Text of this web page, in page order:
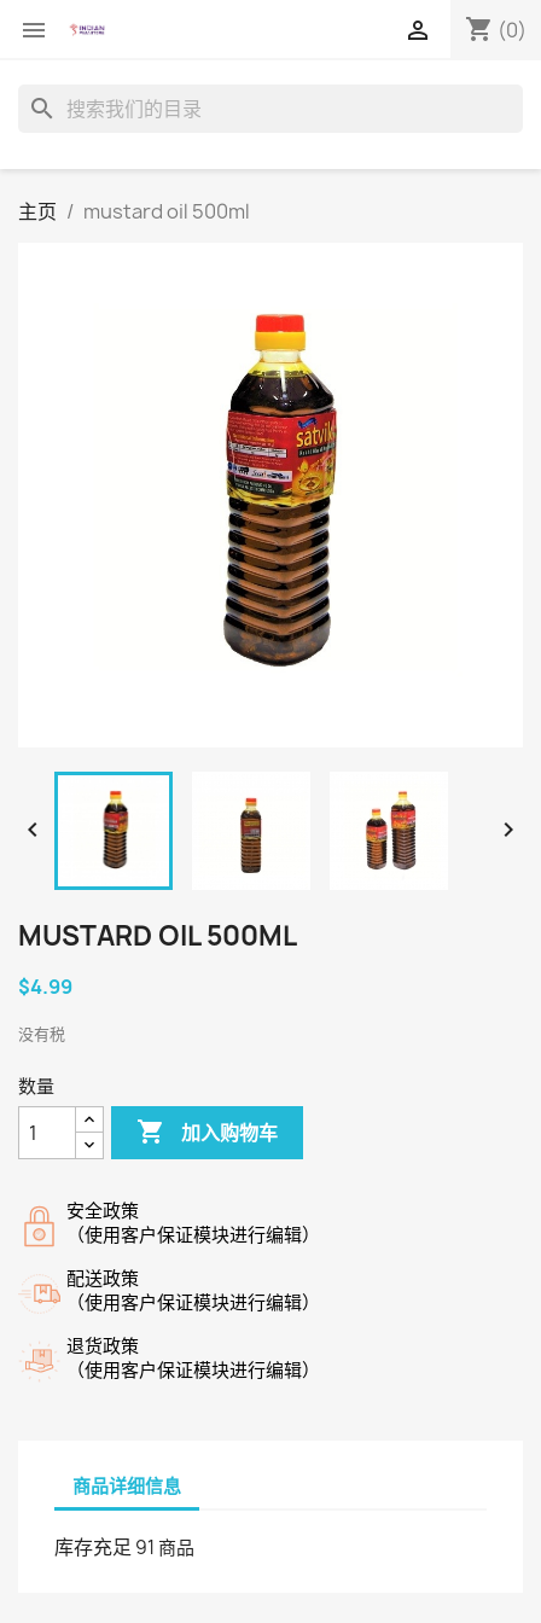
 shopping_cart (0)

search
主页 mustard oil 500ml
 
MUSTARD OIL 500ML
$4.99
没有税
数量
 加入购物车
安全政策
（使用客户保证模块进行编辑）
配送政策
（使用客户保证模块进行编辑）
退货政策
（使用客户保证模块进行编辑）
商品详细信息
库存充足 91 商品